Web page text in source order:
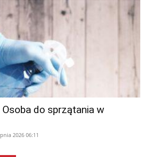
do sprzątania w
2026 06:11